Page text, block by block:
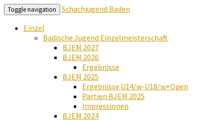
Toggle navigation
Schachjugend Baden
Einzel
Badische Jugend Einzelmeisterschaft
BJEM 2027
BJEM 2026
Ergebnisse
BJEM 2025
Ergebnisse U14/w-U18/w+Open
Partien BJEM 2025
Impressionen
BJEM 2024